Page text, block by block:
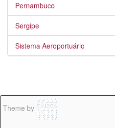
Pernambuco
Sergipe
Sistema Aeroportuário
Theme by